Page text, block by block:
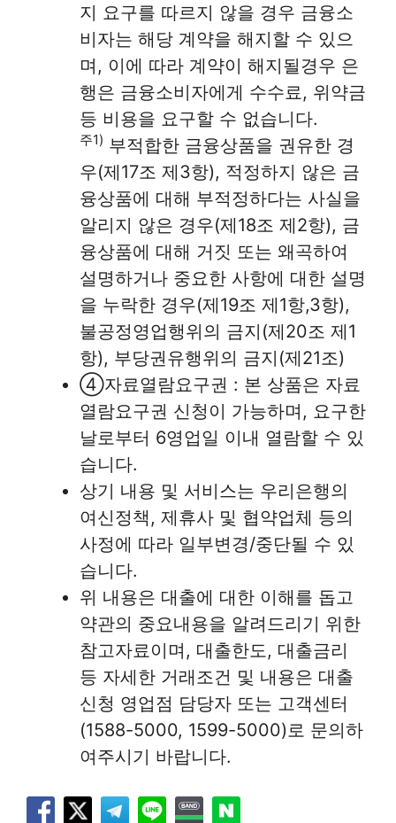
지 요구를 따르지 않을 경우 금융소
비자는 해당 계약을 해지할 수 있으
며, 이에 따라 계약이 해지될경우 은
행은 금융소비자에게 수수료, 위약금
등 비용을 요구할 수 없습니다.
주1) 부적합한 금융상품을 권유한 경
우(제17조 제3항), 적정하지 않은 금
융상품에 대해 부적정하다는 사실을
알리지 않은 경우(제18조 제2항), 금
융상품에 대해 거짓 또는 왜곡하여
설명하거나 중요한 사항에 대한 설명
을 누락한 경우(제19조 제1항,3항),
불공정영업행위의 금지(제20조 제1
항), 부당권유행위의 금지(제21조)
④자료열람요구권 : 본 상품은 자료
열람요구권 신청이 가능하며, 요구한
날로부터 6영업일 이내 열람할 수 있
습니다.
상기 내용 및 서비스는 우리은행의
여신정책, 제휴사 및 협약업체 등의
사정에 따라 일부변경/중단될 수 있
습니다.
위 내용은 대출에 대한 이해를 돕고
약관의 중요내용을 알려드리기 위한
참고자료이며, 대출한도, 대출금리
등 자세한 거래조건 및 내용은 대출
신청 영업점 담당자 또는 고객센터
(1588-5000, 1599-5000)로 문의하
여주시기 바랍니다.